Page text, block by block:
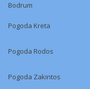
Bodrum
Pogoda Kreta
Pogoda Rodos
Pogoda Zakintos